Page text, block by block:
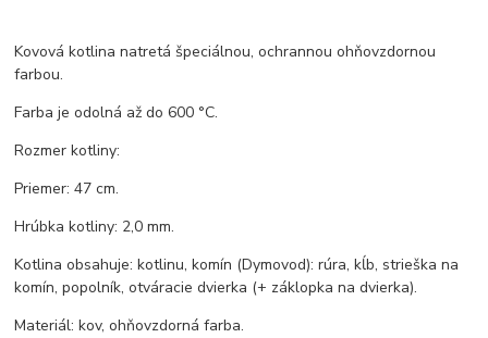
Kovová kotlina natretá špeciálnou, ochrannou ohňovzdornou
farbou.
Farba je odolná až do 600 °C.
Rozmer kotliny:
Priemer: 47 cm.
Hrúbka kotliny: 2,0 mm.
Kotlina obsahuje: kotlinu, komín (Dymovod): rúra, kĺb, strieška na
komín, popolník, otváracie dvierka (+ záklopka na dvierka).
Materiál: kov, ohňovzdorná farba.